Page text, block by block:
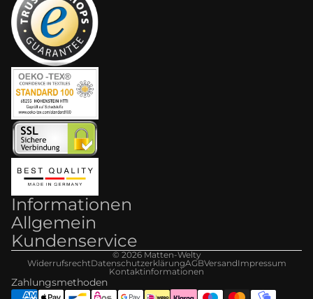
Informationen
Allgemein
Kundenservice
© 2026Matten-Welty
WiderrufsrechtDatenschutzerklärungAGBVersandImpressum
Kontaktinformationen
Zahlungsmethoden